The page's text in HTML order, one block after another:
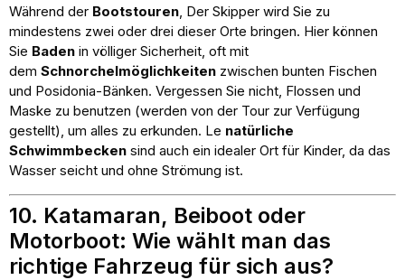
Während der Bootstouren, Der Skipper wird Sie zu
mindestens zwei oder drei dieser Orte bringen. Hier können
Sie Baden in völliger Sicherheit, oft mit
dem Schnorchelmöglichkeiten zwischen bunten Fischen
und Posidonia-Bänken. Vergessen Sie nicht, Flossen und
Maske zu benutzen (werden von der Tour zur Verfügung
gestellt), um alles zu erkunden. Le natürliche
Schwimmbecken sind auch ein idealer Ort für Kinder, da das
Wasser seicht und ohne Strömung ist.
10. Katamaran, Beiboot oder
Motorboot: Wie wählt man das
richtige Fahrzeug für sich aus?